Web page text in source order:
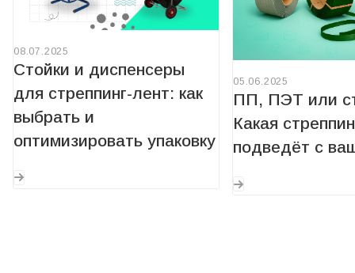
08.07.2025
Стойки и диспенсеры
для стреппинг-лент: как
выбрать и
оптимизировать упаковку
05.06.2025
ПП, ПЭТ или
Какая
подведёт с